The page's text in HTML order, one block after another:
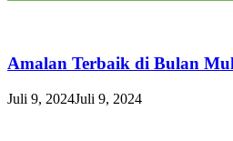
Amalan Terbaik di Bulan
Juli 9, 2024Juli 9, 2024